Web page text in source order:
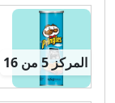
المركز 5 من 16